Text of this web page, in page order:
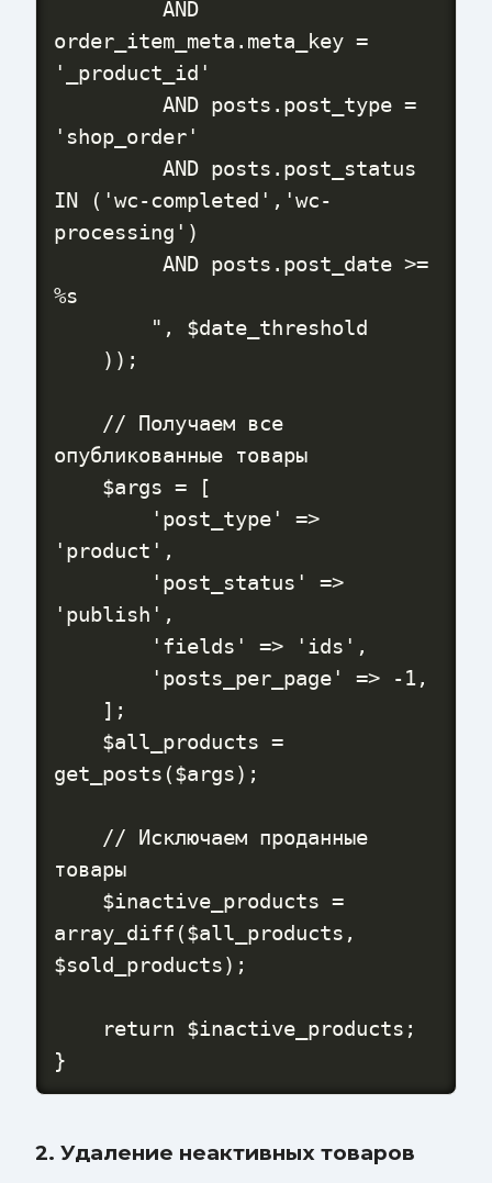
order_item_meta.meta_key =
'_product_id'
'shop_order'
IN ('wc-completed','wc-
processing')
%s
опубликованные товары
'product',
'publish',
get_posts($args);
товары
array_diff($all_products,
$sold_products);
}
2. Удаление неактивных товаров